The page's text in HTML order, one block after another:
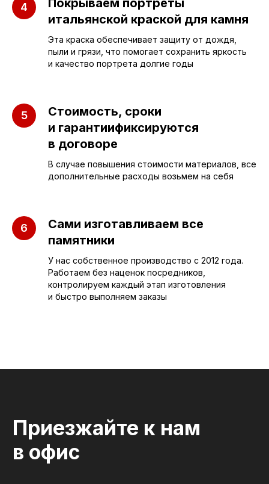
Покрываем портреты
итальянской краской для камня
Эта краска обеспечивает защиту от дождя,
пыли и грязи, что помогает сохранить яркость
и качество портрета долгие годы
Стоимость, сроки
и гарантиификсируются
в договоре
В случае повышения стоимости материалов, все
дополнительные расходы возьмем на себя
Сами изготавливаем все
памятники
У нас собственное производство с 2012 года.
Работаем без наценок посредников,
контролируем каждый этап изготовления
и быстро выполняем заказы
ПАМЯТНИКИ
Бюджетные
Комплексы
"Слеза в камне"
ИНФОРМАЦИЯ
ИП Портенко Артем Дмитриевич
320645100001950
О компании
Доставка и
установка